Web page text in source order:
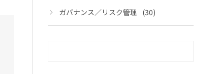
ガバナンス／リスク管理 (30)